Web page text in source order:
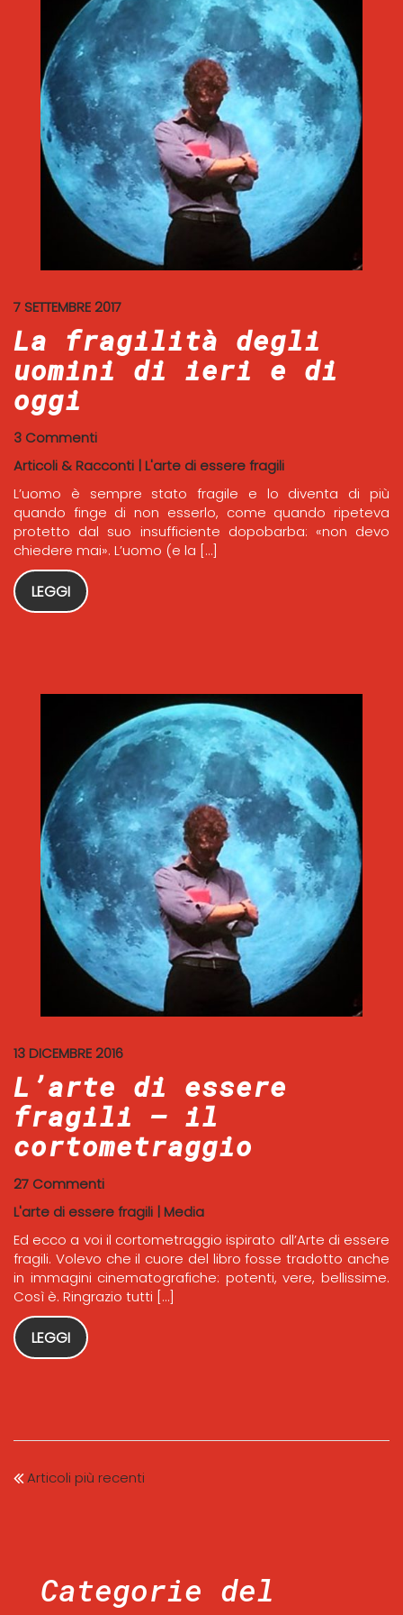
7 SETTEMBRE 2017
La fragilità degli
uomini di ieri e di
oggi
3 Commenti
Articoli & Racconti | L'arte di essere fragili
L’uomo è sempre stato fragile e lo diventa di più
quando finge di non esserlo, come quando ripeteva
protetto dal suo insufficiente dopobarba: «non devo
chiedere mai». L’uomo (e la […]
LEGGI
13 DICEMBRE 2016
L’arte di essere
fragili – il
cortometraggio
27 Commenti
L'arte di essere fragili | Media
Ed ecco a voi il cortometraggio ispirato all’Arte di essere
fragili. Volevo che il cuore del libro fosse tradotto anche
in immagini cinematografiche: potenti, vere, bellissime.
Così è. Ringrazio tutti […]
LEGGI
Articoli più recenti
Categorie del